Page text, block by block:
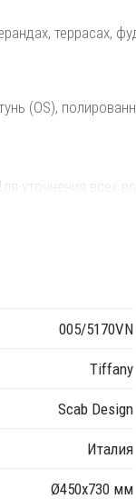
террасах,
(OS),
уточнения всех
005/5170VN
Tiffany
Scab Design
Италия
Ø450х730 мм